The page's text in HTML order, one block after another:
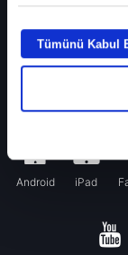
Tümünü Kabul
Fenerbahçe’de
Fenerbahçe’nin yeni
Galatasaray’da rota
Android iPad